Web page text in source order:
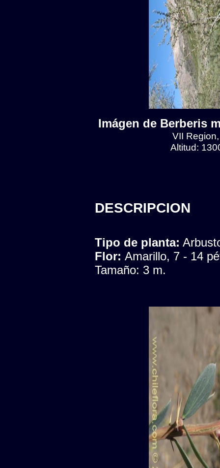
Imágen de Berberis
VII
Altitud:
DESCRIPCION
Tipo de planta:
Flor: Amarillo, 7 - 14
Tamaño: 3 m.